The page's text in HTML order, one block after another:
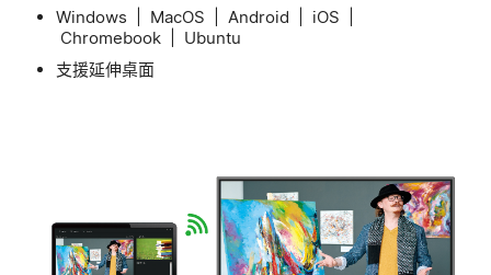
Windows | MacOS | Android | iOS |
Chromebook | Ubuntu
支援延伸桌面